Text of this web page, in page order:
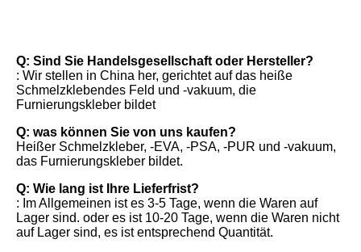
Q: Sind Sie Handelsgesellschaft oder Hersteller?
: Wir stellen in China her, gerichtet auf das heiße
Schmelzklebendes Feld und -vakuum, die
Furnierungskleber bildet
Q: was können Sie von uns kaufen?
Heißer Schmelzkleber, -EVA, -PSA, -PUR und -vakuum,
das Furnierungskleber bildet.
Q: Wie lang ist Ihre Lieferfrist?
: Im Allgemeinen ist es 3-5 Tage, wenn die Waren auf
Lager sind. oder es ist 10-20 Tage, wenn die Waren nicht
auf Lager sind, es ist entsprechend Quantität.